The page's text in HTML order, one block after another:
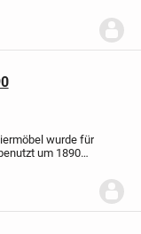
wurde für
um 1890
Bilder.